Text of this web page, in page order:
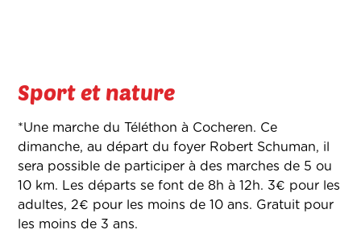
Sport et nature
*Une marche du Téléthon à Cocheren. Ce
dimanche, au départ du foyer Robert Schuman, il
sera possible de participer à des marches de 5 ou
10 km. Les départs se font de 8h à 12h. 3€ pour les
adultes, 2€ pour les moins de 10 ans. Gratuit pour
les moins de 3 ans.